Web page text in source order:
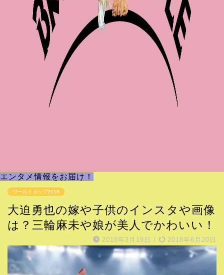
エンタメ情報をお届け！
ワールドカップ2018
大迫勇也の嫁や子供のインスタや画像
は？三輪麻未や娘が美人でかわいい！
2018年3月19日 / 2018年6月20日